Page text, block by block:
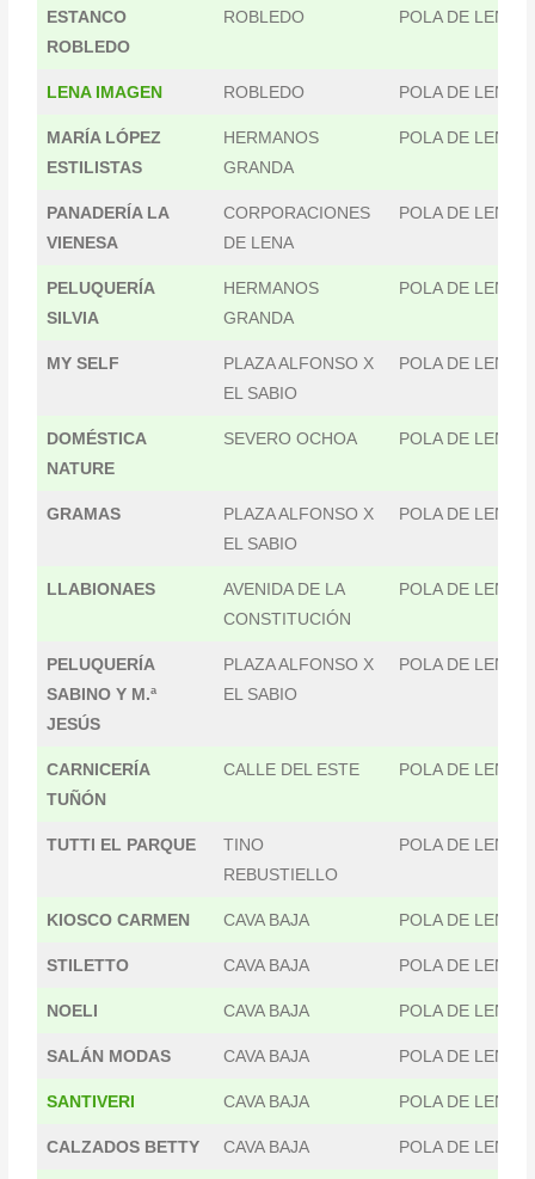
ESTANCO
ROBLEDO
ROBLEDO POLA DE LENA
LENA IMAGEN ROBLEDO POLA DE LENA
MARÍA LÓPEZ
ESTILISTAS
HERMANOS
GRANDA
POLA DE LENA
PANADERÍA LA
VIENESA
CORPORACIONES
DE LENA
POLA DE LENA
PELUQUERÍA
SILVIA
HERMANOS
GRANDA
POLA DE LENA
MY SELF
PLAZA ALFONSO X
EL SABIO
POLA DE LENA
DOMÉSTICA
NATURE
SEVERO OCHOA POLA DE LENA
GRAMAS
PLAZA ALFONSO X
EL SABIO
POLA DE LENA
LLABIONAES
AVENIDA DE LA
CONSTITUCIÓN
POLA DE LENA
PELUQUERÍA
SABINO Y M.ª
JESÚS
PLAZA ALFONSO X
EL SABIO
POLA DE LENA
CARNICERÍA
TUÑÓN
CALLE DEL ESTE POLA DE LENA
TUTTI EL PARQUE
TINO
REBUSTIELLO
POLA DE LENA
KIOSCO CARMEN CAVA BAJA POLA DE LENA
STILETTO CAVA BAJA POLA DE LENA
NOELI CAVA BAJA POLA DE LENA
SALÁN MODAS CAVA BAJA POLA DE LENA
SANTIVERI CAVA BAJA POLA DE LENA
CALZADOS BETTY CAVA BAJA POLA DE LENA